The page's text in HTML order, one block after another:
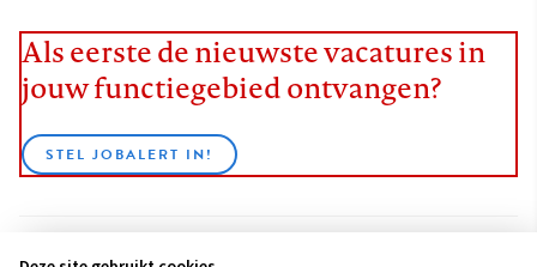
Als eerste de nieuwste vacatures in
jouw functiegebied ontvangen?
STEL JOBALERT IN!